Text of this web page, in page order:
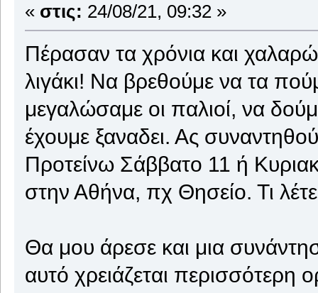
« στις: 24/08/21, 09:32 »
Πέρασαν τα χρόνια και
λιγάκι! Να βρεθούμε να τα
μεγαλώσαμε οι παλιοί, να
έχουμε ξαναδει. Ας
Προτείνω Σάββατο 11 ή
στην Αθήνα, πχ Θησείο. Τι
Θα μου άρεσε και μια
αυτό χρειάζεται περισσότερη